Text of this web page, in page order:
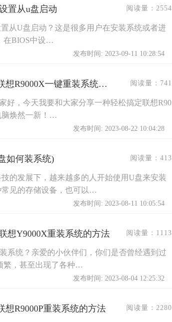
置从u盘启动 阅读量： 2554
从U盘启动？这是很多用户在安装系统或者进
在BIOS中设…
发布时间: 2023-09-11 10:28:54
联想R9000X如何重装系统 联想R9000X一键重装系统的方法 阅读量： 741
好，今天我要和大家分享一种轻松搞定联想R90
脑焕然一新！…
发布时间: 2023-08-22 10:04:28
如何装系统) 阅读量： 413
的发展下，越来越多的人开始使用U盘来安装
见的存储设备，也可以…
发布时间: 2023-08-11 10:05:54
想Y9000X重装系统的方法 阅读量： 1113
系统？亲爱的小伙伴们，你们是否曾经遇到过
繁，甚至出现了各种…
发布时间: 2023-08-04 12:25:32
想R9000P重装系统的方法 阅读量： 2280